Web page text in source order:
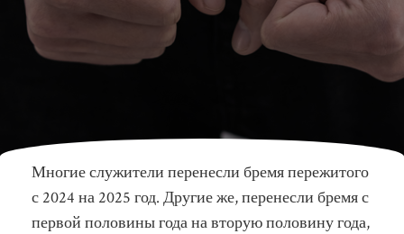
Освободитесь
сейчас!
Многие служители перенесли бремя пережитого
с 2024 на 2025 год. Другие же, перенесли бремя с
первой половины года на вторую половину года,